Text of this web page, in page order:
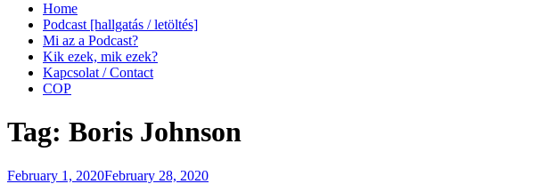
Home
Podcast [hallgatás / letöltés]
Mi az a Podcast?
Kik ezek, mik ezek?
Kapcsolat / Contact
COP
Tag: Boris Johnson
Posted
February 1, 2020February 28, 2020